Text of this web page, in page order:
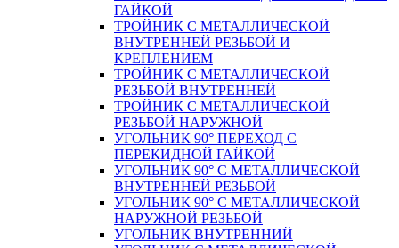
ГАЙКОЙ
ТРОЙНИК С МЕТАЛЛИЧЕСКОЙ
ВНУТРЕННЕЙ РЕЗЬБОЙ И
КРЕПЛЕНИЕМ
ТРОЙНИК С МЕТАЛЛИЧЕСКОЙ
РЕЗЬБОЙ ВНУТРЕННЕЙ
ТРОЙНИК С МЕТАЛЛИЧЕСКОЙ
РЕЗЬБОЙ НАРУЖНОЙ
УГОЛЬНИК 90° ПЕРЕХОД С
ПЕРЕКИДНОЙ ГАЙКОЙ
УГОЛЬНИК 90° С МЕТАЛЛИЧЕСКОЙ
ВНУТРЕННEЙ РЕЗЬБОЙ
УГОЛЬНИК 90° С МЕТАЛЛИЧЕСКОЙ
НАРУЖНОЙ РЕЗЬБОЙ
УГОЛЬНИК ВНУТРЕННИЙ